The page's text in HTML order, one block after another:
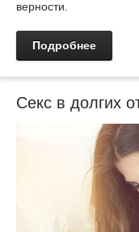
верности.
Подробнее
Секс в долгих